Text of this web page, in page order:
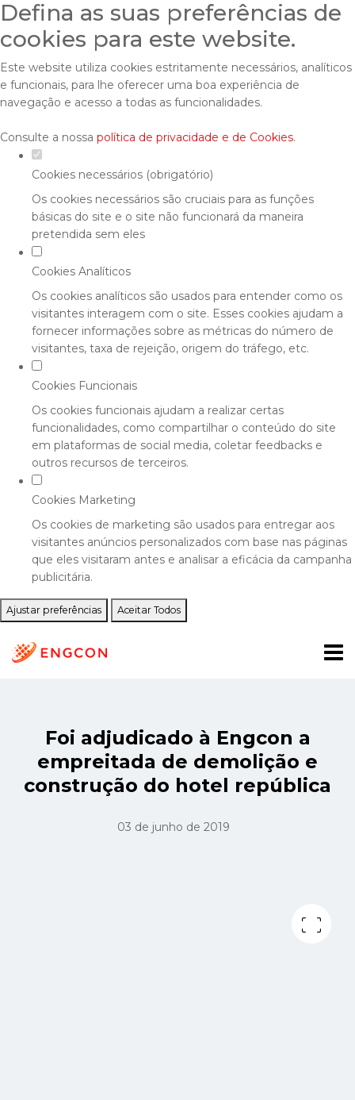
Defina as suas preferências de
cookies para este website.
Este website utiliza cookies estritamente necessários, analíticos
e funcionais, para lhe oferecer uma boa experiência de
navegação e acesso a todas as funcionalidades.
Consulte a nossa política de privacidade e de Cookies.
Cookies necessários (obrigatório)
Os cookies necessários são cruciais para as funções
básicas do site e o site não funcionará da maneira
pretendida sem eles
Cookies Analíticos
Os cookies analíticos são usados para entender como os
visitantes interagem com o site. Esses cookies ajudam a
fornecer informações sobre as métricas do número de
visitantes, taxa de rejeição, origem do tráfego, etc.
Cookies Funcionais
Os cookies funcionais ajudam a realizar certas
funcionalidades, como compartilhar o conteúdo do site
em plataformas de social media, coletar feedbacks e
outros recursos de terceiros.
Cookies Marketing
Os cookies de marketing são usados para entregar aos
visitantes anúncios personalizados com base nas páginas
que eles visitaram antes e analisar a eficácia da campanha
publicitária.
Ajustar preferências Aceitar Todos
Foi adjudicado à Engcon a
empreitada de demolição e
construção do hotel república
03 de junho de 2019